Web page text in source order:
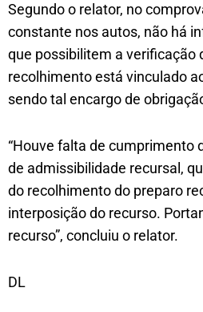
Segundo o relator, no
constante nos autos, não há
que possibilitem a verificação
recolhimento está vinculado
sendo tal encargo de
“Houve falta de cumprimento
de admissibilidade recursal,
do recolhimento do preparo
interposição do recurso.
recurso”, concluiu o relator.
DL